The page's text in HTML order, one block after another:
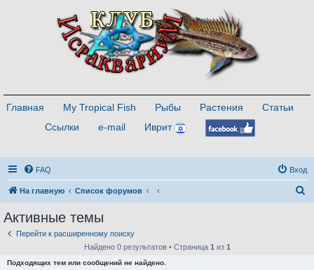
Главная My Tropical Fish Рыбы Растения
Статьи
Ссылки
e-mail Иврит
FAQ Вход
На главную Список форумов
Активные темы
Перейти к расширенному поиску
Найдено 0 результатов • Страница 1 из 1
Подходящих тем или сообщений не найдено.